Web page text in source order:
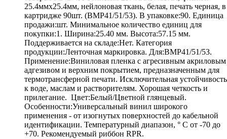
25.4ммх25.4мм, нейлоновая ткань, белая, печать черная, в
картридже 90шт. (BMP41/51/53). В упаковке:90. Единица
продажи:шт. Минимальное количество единиц для
покупки:1. Ширина:25.40 мм. Высота:57.15 мм.
Поддерживается на складе:Нет. Категория
продукции:Ленточная маркировка. Для:BMP41/51/53.
Применение:Виниловая пленка с агресивным акриловым
адгезивом и верхним покрытием, предназначенным для
термотрансферной печати. Исключительная устойчивость
к воде, маслам и растворителям. Хорошая четкость и
прилегание. Цвет:Белый/Цветной глянцевый.
Особенности:Универсальный винил широкого
применения - от изогнутых поверхностей до кабельной
идентификации. Температурный диапазон, ° С от -70 до
+70. Рекомендуемый риббон RPR.